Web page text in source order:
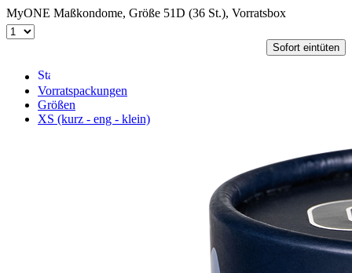
MyONE Maßkondome, Größe 51D (36 St.), Vorratsbox
Sofort eintüten
Vorratspackungen
Größen
XS (kurz - eng - klein)